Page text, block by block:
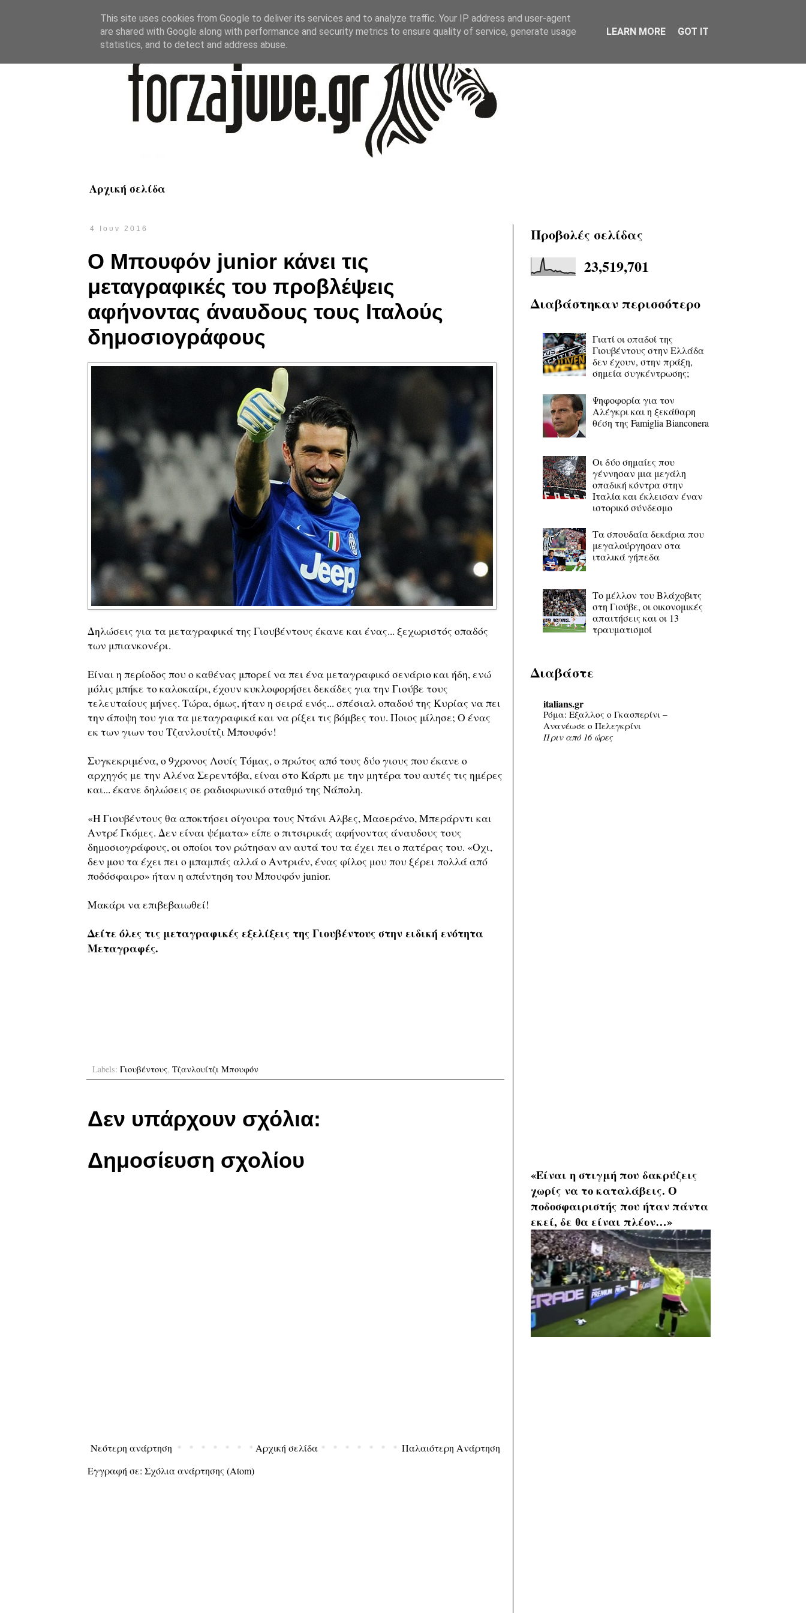
Αρχική σελίδα
4 Ιουν 2016
Ο Μπουφόν junior κάνει τις
μεταγραφικές του προβλέψεις
αφήνοντας άναυδους τους Ιταλούς
δημοσιογράφους
Δηλώσεις για τα μεταγραφικά της Γιουβέντους έκανε και ένας... ξεχωριστός οπαδός
των μπιανκονέρι.
Είναι η περίοδος που ο καθένας μπορεί να πει ένα μεταγραφικό σενάριο και ήδη, ενώ
μόλις μπήκε το καλοκαίρι, έχουν κυκλοφορήσει δεκάδες για την Γιούβε τους
τελευταίους μήνες. Τώρα, όμως, ήταν η σειρά ενός... σπέσιαλ οπαδού της Κυρίας να πει
την άποψη του για τα μεταγραφικά και να ρίξει τις βόμβες του. Ποιος μίλησε; Ο ένας
εκ των γιων του Τζανλουίτζι Μπουφόν!
Συγκεκριμένα, ο 9χρονος Λουίς Τόμας, ο πρώτος από τους δύο γιους που έκανε ο
αρχηγός με την Αλένα Σερεντόβα, είναι στο Κάρπι με την μητέρα του αυτές τις ημέρες
και... έκανε δηλώσεις σε ραδιοφωνικό σταθμό της Νάπολη.
«Η Γιουβέντους θα αποκτήσει σίγουρα τους Ντάνι Αλβες, Μασεράνο, Μπεράρντι και
Αντρέ Γκόμες. Δεν είναι ψέματα» είπε ο πιτσιρικάς αφήνοντας άναυδους τους
δημοσιογράφους, οι οποίοι τον ρώτησαν αν αυτά του τα έχει πει ο πατέρας του. «Οχι,
δεν μου τα έχει πει ο μπαμπάς αλλά ο Αντριάν, ένας φίλος μου που ξέρει πολλά από
ποδόσφαιρο» ήταν η απάντηση του Μπουφόν junior.
Μακάρι να επιβεβαιωθεί!
Δείτε όλες τις μεταγραφικές εξελίξεις της Γιουβέντους στην ειδική ενότητα
Μεταγραφές.
Labels: Γιουβέντους, Τζανλουίτζι Μπουφόν
Δεν υπάρχουν σχόλια:
Δημοσίευση σχολίου
Νεότερη ανάρτηση Παλαιότερη Ανάρτηση
Αρχική σελίδα
Εγγραφή σε: Σχόλια ανάρτησης (Atom)
Προβολές σελίδας
23,519,701
Διαβάστηκαν περισσότερο
Γιατί οι οπαδοί της
Γιουβέντους στην Ελλάδα
δεν έχουν, στην πράξη,
σημεία συγκέντρωσης;
Ψηφοφορία για τον
Αλέγκρι και η ξεκάθαρη
θέση της Famiglia Bianconera
Οι δύο σημαίες που
γέννησαν μια μεγάλη
οπαδική κόντρα στην
Ιταλία και έκλεισαν έναν
ιστορικό σύνδεσμο
Τα σπουδαία δεκάρια που
μεγαλούργησαν στα
ιταλικά γήπεδα
Το μέλλον του Βλάχοβιτς
στη Γιούβε, οι οικονομικές
απαιτήσεις και οι 13
τραυματισμοί
Διαβάστε
italians.gr
Ρόμα: Εξαλλος ο Γκασπερίνι –
Ανανέωσε ο Πελεγκρίνι
Πριν από 16 ώρες
«Είναι η στιγμή που δακρύζεις
χωρίς να το καταλάβεις. Ο
ποδοσφαιριστής που ήταν πάντα
εκεί, δε θα είναι πλέον…»
This site uses cookies from Google to deliver its services and to analyze traffic. Your IP address and user-agent
are shared with Google along with performance and security metrics to ensure quality of service, generate usage
statistics, and to detect and address abuse.
LEARN MORE GOT IT